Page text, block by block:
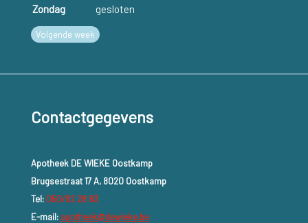
Zondag
gesloten
Volgende week
Contactgegevens
Apotheek DE WIEKE Oostkamp
Brugsestraat 17 A, 8020 Oostkamp
Tel: 050/82 28 83
E-mail: apotheek@dewieke.be